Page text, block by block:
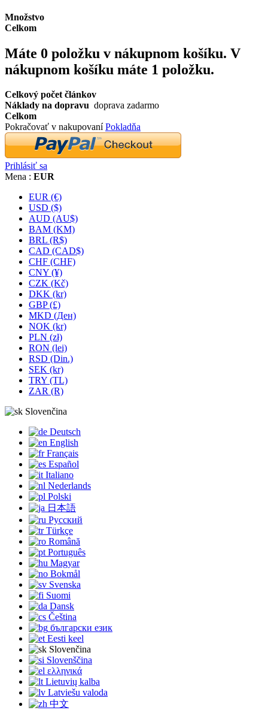
Množstvo
Celkom
Máte 0 položku v nákupnom košíku. V
nákupnom košíku máte 1 položku.
Celkový počet článkov
Náklady na dopravu doprava zadarmo
Celkom
Pokračovať v nakupovaníPokladňa
Prihlásiť sa
Mena : EUR
EUR (€)
USD ($)
AUD (AU$)
BAM (KM)
BRL (R$)
CAD (CAD$)
CHF (CHF)
CNY (¥)
CZK (Kč)
DKK (kr)
GBP (£)
MKD (Ден)
NOK (kr)
PLN (zł)
RON (lei)
RSD (Din.)
SEK (kr)
TRY (TL)
ZAR (R)
Slovenčina
Deutsch
English
Français
Español
Italiano
Nederlands
Polski
日本語
Русский
Türkçe
Română
Português
Magyar
Bokmål
Svenska
Suomi
Dansk
Čeština
български език
Eesti keel
Slovenčina
Slovenščina
ελληνικά
Lietuvių kalba
Latviešu valoda
中文